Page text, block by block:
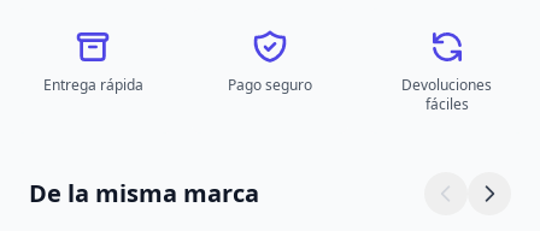
Entrega rápida Pago seguro
Devoluciones
fáciles
De la misma marca